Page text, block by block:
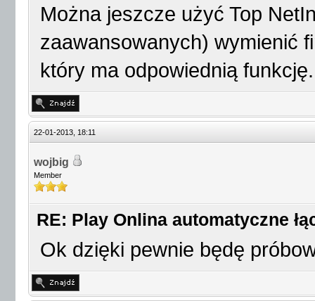
Można jeszcze użyć Top
zaawansowanych) wymienić
który ma odpowiednią funkcję.
22-01-2013, 18:11
wojbig
Member
RE: Play Onlina automatyczne
Ok dzięki pewnie będę